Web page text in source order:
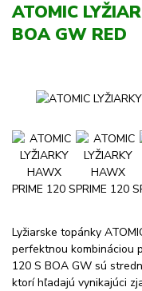
ATOMIC
BOA GW RED
Lyžiarske topánky
perfektnou kombináciou
120 S BOA GW sú
ktorí hľadajú vynikajúci